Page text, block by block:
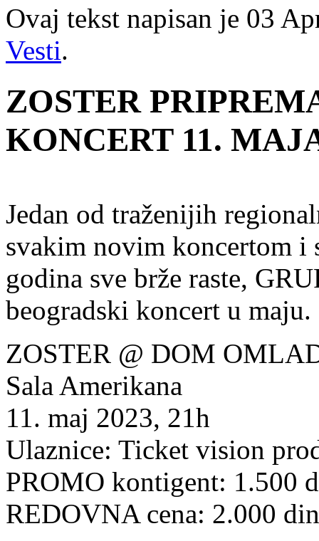
Ovaj tekst napisan je 03
Vesti.
ZOSTER
KONCERT 11.
Jedan od traženijih
svakim novim koncertom
godina sve brže raste,
beogradski koncert u maju.
ZOSTER @ DOM
Sala Amerikana
11. maj 2023, 21h
Ulaznice: Ticket vision
PROMO kontigent: 1.500
REDOVNA cena: 2.000